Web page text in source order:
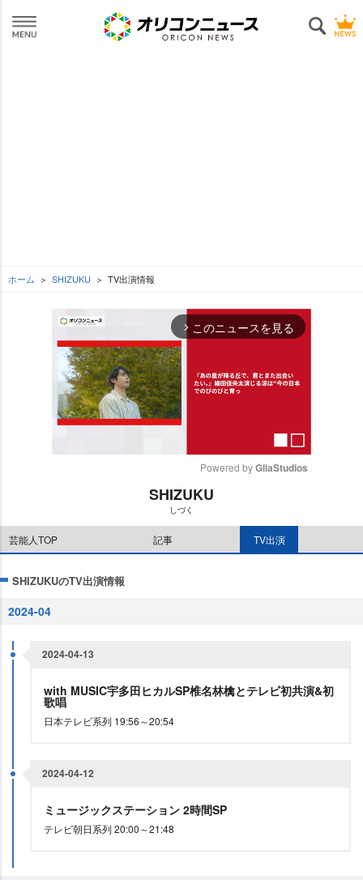
ホーム SHIZUKU TV出演情報
arrow_forward_ios このニュースを見る
e
Powered by GliaStudios
SHIZUKU
しづく
芸能人TOP 記事 TV出演
SHIZUKUのTV出演情報
2024-04
2024-04-13
with MUSIC宇多田ヒカルSP椎名林檎とテレビ初共演&初
歌唱
日本テレビ系列 19:56～20:54
2024-04-12
ミュージックステーション 2時間SP
テレビ朝日系列 20:00～21:48